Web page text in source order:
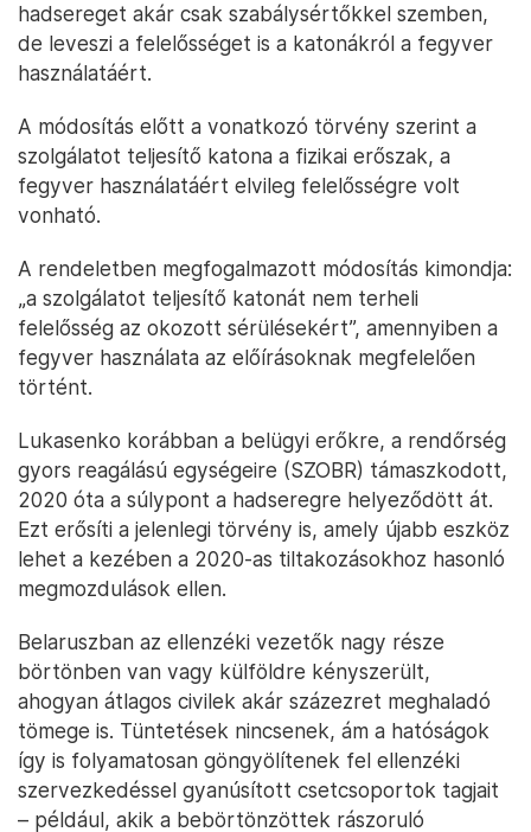
hadsereget akár csak szabálysértőkkel szemben,
de leveszi a felelősséget is a katonákról a fegyver
használatáért.
A módosítás előtt a vonatkozó törvény szerint a
szolgálatot teljesítő katona a fizikai erőszak, a
fegyver használatáért elvileg felelősségre volt
vonható.
A rendeletben megfogalmazott módosítás kimondja:
„a szolgálatot teljesítő katonát nem terheli
felelősség az okozott sérülésekért”, amennyiben a
fegyver használata az előírásoknak megfelelően
történt.
Lukasenko korábban a belügyi erőkre, a rendőrség
gyors reagálású egységeire (SZOBR) támaszkodott,
2020 óta a súlypont a hadseregre helyeződött át.
Ezt erősíti a jelenlegi törvény is, amely újabb eszköz
lehet a kezében a 2020-as tiltakozásokhoz hasonló
megmozdulások ellen.
Belaruszban az ellenzéki vezetők nagy része
börtönben van vagy külföldre kényszerült,
ahogyan átlagos civilek akár százezret meghaladó
tömege is. Tüntetések nincsenek, ám a hatóságok
így is folyamatosan göngyölítenek fel ellenzéki
szervezkedéssel gyanúsított csetcsoportok tagjait
– például, akik a bebörtönzöttek rászoruló